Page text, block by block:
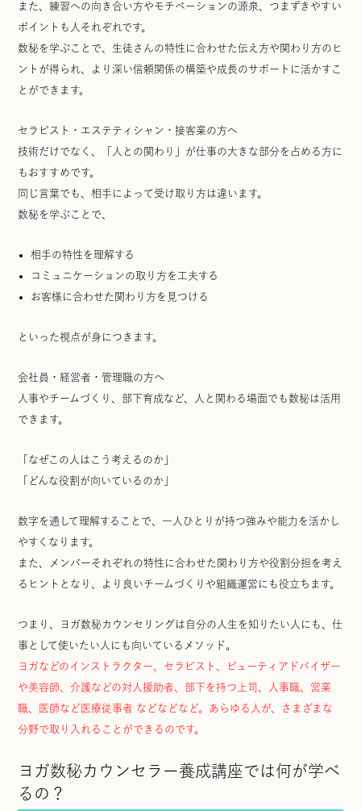
また、練習への向き合い方やモチベーションの源泉、つまずきやすい
ポイントも人それぞれです。
数秘を学ぶことで、生徒さんの特性に合わせた伝え方や関わり方のヒ
ントが得られ、より深い信頼関係の構築や成長のサポートに活かすこ
とができます。
セラピスト・エステティシャン・接客業の方へ
技術だけでなく、「人との関わり」が仕事の大きな部分を占める方に
もおすすめです。
同じ言葉でも、相手によって受け取り方は違います。
数秘を学ぶことで、
相手の特性を理解する
コミュニケーションの取り方を工夫する
お客様に合わせた関わり方を見つける
といった視点が身につきます。
会社員・経営者・管理職の方へ
人事やチームづくり、部下育成など、人と関わる場面でも数秘は活用
できます。
「なぜこの人はこう考えるのか」
「どんな役割が向いているのか」
数字を通して理解することで、一人ひとりが持つ強みや能力を活かし
やすくなります。
また、メンバーそれぞれの特性に合わせた関わり方や役割分担を考え
るヒントとなり、より良いチームづくりや組織運営にも役立ちます。
つまり、ヨガ数秘カウンセリングは自分の人生を知りたい人にも、仕
事として使いたい人にも向いているメソッド。
ヨガなどのインストラクター、セラピスト、ビューティアドバイザー
や美容師、介護などの対人援助者、部下を持つ上司、人事職、営業
職、医師など医療従事者 などなどなど。あらゆる人が、さまざまな
分野で取り入れることができるのです。
ヨガ数秘カウンセラー養成講座では何が学べ
るの？